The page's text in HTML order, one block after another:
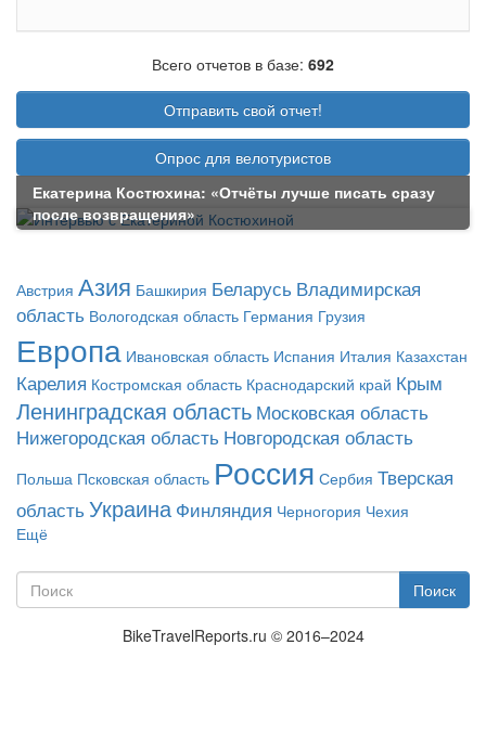
Всего отчетов в базе: 692
Отправить свой отчет!
Опрос для велотуристов
Екатерина Костюхина: «Отчёты лучше писать сразу
после возвращения»
Австрия Азия Башкирия Беларусь Владимирская
область Вологодская область Германия Грузия
Европа Ивановская область Испания Италия Казахстан
Карелия Костромская область Краснодарский край Крым
Ленинградская область Московская область
Нижегородская область Новгородская область
Польша Псковская область Россия Сербия Тверская
область Украина Финляндия Черногория Чехия
Ещё
Форма поиска
Поиск
BikeTravelReports.ru © 2016–2024